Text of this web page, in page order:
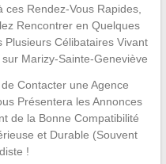
ces Rendez-Vous Rapides,
Rencontrer en Quelques
Plusieurs Célibataires Vivant
Marizy-Sainte-Geneviève
Contacter une Agence
Présentera les Annonces
de la Bonne Compatibilité
et Durable (Souvent
!